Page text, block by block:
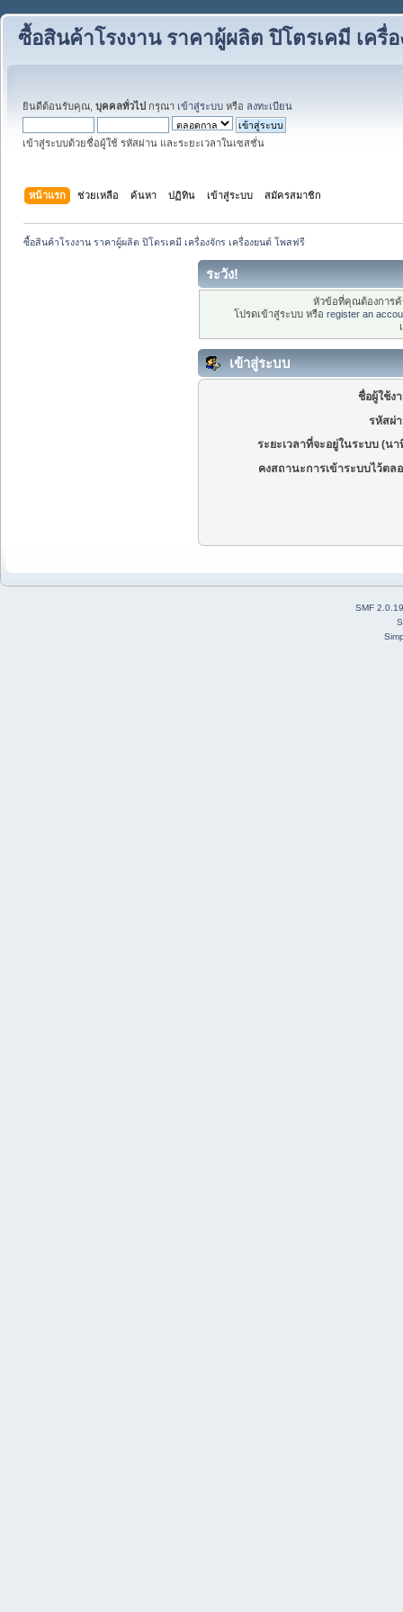
ซื้อสินค้าโรงงาน ราคาผู้ผลิต ปิโตรเคมี เครื่
ยินดีต้อนรับคุณ, บุคคลทั่วไป กรุณา เข้าสู่ระบบ หรือ ลงทะเบียน
เข้าสู่ระบบด้วยชื่อผู้ใช้ รหัสผ่าน และระยะเวลาในเซสชั่น
หน้าแรก ช่วยเหลือ ค้นหา ปฏิทิน เข้าสู่ระบบ สมัครสมาชิก
ซื้อสินค้าโรงงาน ราคาผู้ผลิต ปิโตรเคมี เครื่องจักร เครื่องยนต์ โพสฟรี
ระวัง!
หัวข้อที่คุณต้องการ
โปรดเข้าสู่ระบบ หรือ register an
เข้าสู่ระบบ
ชื่อผู้ใช้ง
รหัสผ่
ระยะเวลาที่จะอยู่ในระบบ (นา
คงสถานะการเข้าระบบไว้ตล
SMF 2.0.19